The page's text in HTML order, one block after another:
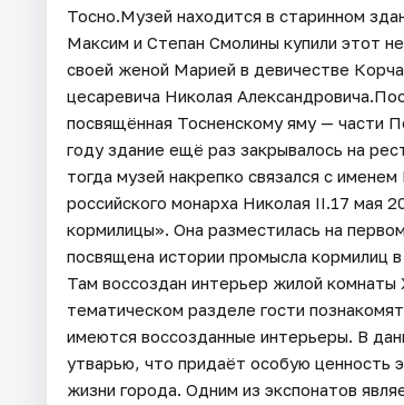
Тосно.Музей находится в старинном
Максим и Степан Смолины купили этот
своей женой Марией в девичестве
цесаревича Николая
посвящённая Тосненскому яму — части
году здание ещё раз закрывалось на
тогда музей накрепко связался с
российского монарха Николая II.17 мая
кормилицы». Она разместилась на
посвящена истории промысла кормилиц
Там воссоздан интерьер жилой
тематическом разделе гости
имеются воссозданные интерьеры. В
утварью, что придаёт особую ценность
жизни города. Одним из экспонатов